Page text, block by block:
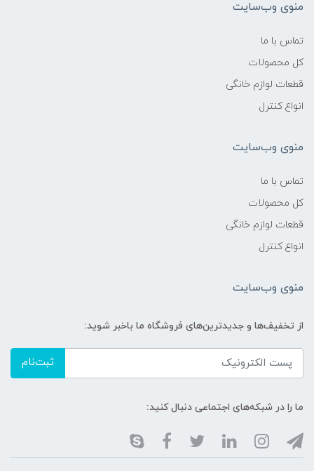
منوی وب‌سایت
تماس با ما
کل محصولات
قطعات لوازم خانگی
انواع کنترل
منوی وب‌سایت
تماس با ما
کل محصولات
قطعات لوازم خانگی
انواع کنترل
منوی وب‌سایت
از تخفیف‌ها و جدیدترین‌های فروشگاه ما باخبر شوید:
ثبت‌نام
ما را در شبکه‌های اجتماعی دنبال کنید: